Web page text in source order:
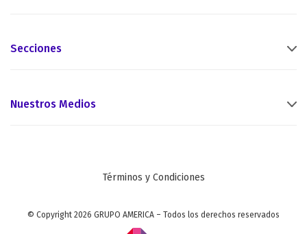
Secciones
Nuestros Medios
Términos y Condiciones
© Copyright 2026 GRUPO AMERICA – Todos los derechos reservados